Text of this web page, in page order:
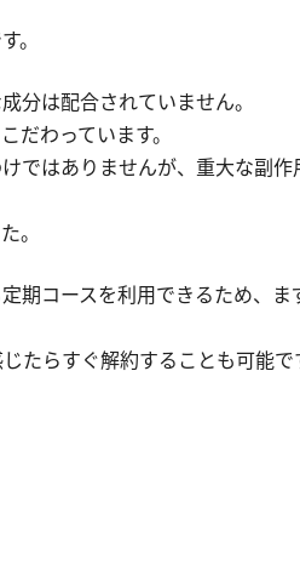
。
分は配合されていません。
だわっています。
ではありませんが、重大な副
。
期コースを利用できるため、ま
たらすぐ解約することも可能で